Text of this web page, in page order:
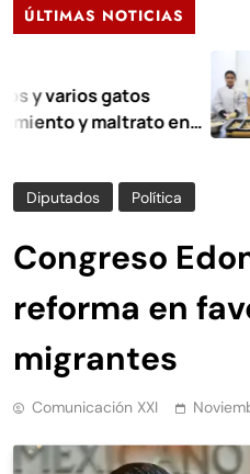
ÚLTIMAS NOTICIAS
gatos
y maltrato en
Diputados Política
Congreso
reforma en
migrantes
Comunicación XXI